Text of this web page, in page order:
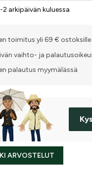
2 arkipäivän kuluessa
toimitus yli 69 € ostoksille
vaihto- ja
palautus myymälässä
ARVOSTELUT